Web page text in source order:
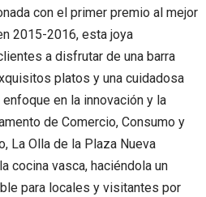
con el primer premio al mejor
2015-2016, esta joya
a disfrutar de una barra
platos y una cuidadosa
en la innovación y la
de Comercio, Consumo y
La Olla de la Plaza Nueva
cocina vasca, haciéndola un
para locales y visitantes por